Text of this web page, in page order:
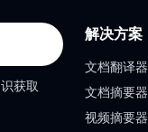
获取
解决方案
文档翻译器
文档摘要器
视频摘要器